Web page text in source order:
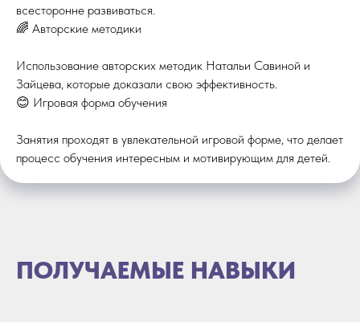
всесторонне развиваться.
🌈 Авторские методики
Использование авторских методик Натальи Савиной и
Зайцева, которые доказали свою эффективность.
😊 Игровая форма обучения
Занятия проходят в увлекательной игровой форме, что делает
процесс обучения интересным и мотивирующим для детей.
ПОЛУЧАЕМЫЕ НАВЫКИ